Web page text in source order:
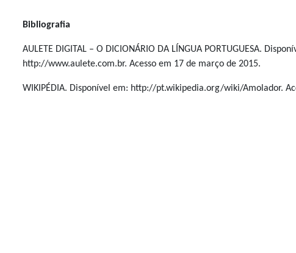
Bibliografia
AULETE DIGITAL – O DICIONÁRIO DA LÍNGUA PORTUGUESA.
http://www.aulete.com.br. Acesso em 17 de março de 2015.
WIKIPÉDIA. Disponível em: http://pt.wikipedia.org/wiki/Amolador.